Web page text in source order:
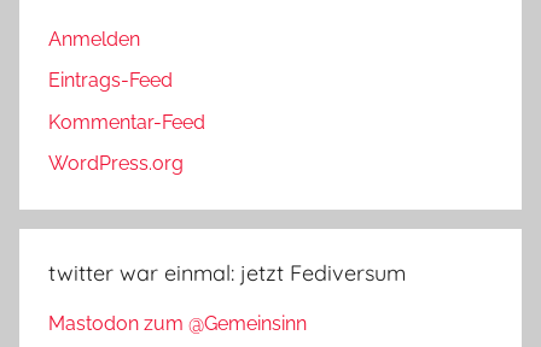
Anmelden
Eintrags-Feed
Kommentar-Feed
WordPress.org
twitter war einmal: jetzt Fediversum
Mastodon zum @Gemeinsinn